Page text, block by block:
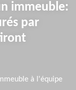
immeuble:
par
à l'équipe